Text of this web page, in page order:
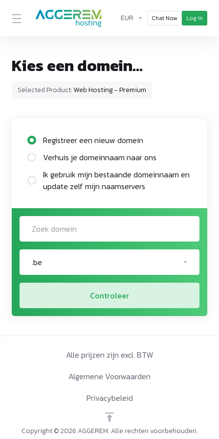
EUR Chat Now Log In
Kies een domein...
Selected Product:Web Hosting - Premium
Registreer een nieuw domein
Verhuis je domeinnaam naar ons
Ik gebruik mijn bestaande domeinnaam en
update zelf mijn naamservers
.be
Controleer
Copyright © 2026 AGGEREM. Alle rechten voorbehouden.
Alle prijzen zijn excl. BTW
Algemene Voorwaarden
Privacybeleid